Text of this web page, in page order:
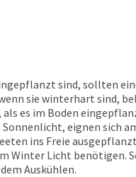
sind, sollten
sie winterhart sind,
als es im Boden
eignen sich
ins Freie
Winter Licht benötigen.
Auskühlen.